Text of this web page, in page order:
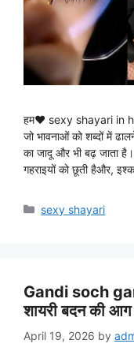
हम♥ sexy shayari in
जो भावनाओं को शब्दों में
का जादू और भी बढ़ जाता
गहराइयों को छूती हैऔर,
Categories
sexy shayari
Gandi soch
शायरी बदन की आग
April 19, 2026 by